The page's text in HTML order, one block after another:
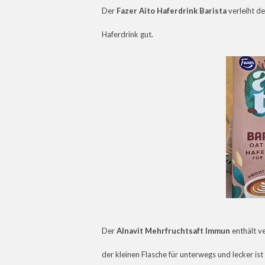
Der Fazer Aito Haferdrink Baristaverleiht
Haferdrink gut.
DerAlnavit Mehrfruchtsaft Immun enthält
der kleinen Flasche für unterwegs und lecker